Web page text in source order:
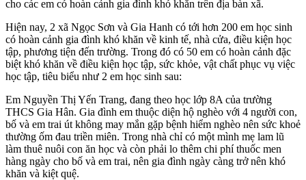
cho các em có hoàn cảnh gia đình khó khăn trên địa bàn xã.
Hiện nay, 2 xã Ngọc Sơn và Gia Hanh có tới hơn 200 em học sinh
có hoàn cảnh gia đình khó khăn về kinh tế, nhà cửa, điều kiện học
tập, phương tiện đến trường. Trong đó có 50 em có hoàn cảnh đặc
biệt khó khăn về điều kiện học tập, sức khỏe, vật chất phục vụ việc
học tập, tiêu biểu như 2 em học sinh sau:
Em Nguyền Thị Yến Trang, đang theo học lớp 8A của trường
THCS Gia Hân. Gia đình em thuộc diện hộ nghèo với 4 người con,
bố và em trai út không may mắn gặp bệnh hiểm nghèo nên sức khoẻ
thường ốm đau triền miên. Trong nhà chỉ có một mình mẹ lam lũ
làm thuê nuôi con ăn học và còn phải lo thêm chi phí thuốc men
hàng ngày cho bố và em trai, nên gia đình ngày càng trở nên khó
khăn và kiệt quệ.